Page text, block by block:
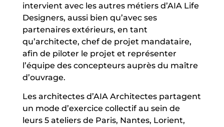
intervient avec les autres métiers d’AIA Life
Designers, aussi bien qu’avec ses
partenaires extérieurs, en tant
qu’architecte, chef de projet mandataire,
afin de piloter le projet et représenter
l’équipe des concepteurs auprès du maître
d’ouvrage.
Les architectes d’AIA Architectes partagent
un mode d’exercice collectif au sein de
leurs 5 ateliers de Paris, Nantes, Lorient,